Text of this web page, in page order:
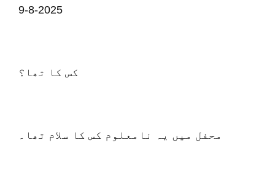
9-8-2025
کس کا تھا؟
محفل میں یہ نامعلوم کس کا سلام تھا۔